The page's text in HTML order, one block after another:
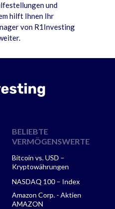
und
hilft Ihnen Ihr
von R1Investing
BELIEBTE
VERMÖGENSWERTE
Bitcoin vs. USD –
Kryptowährungen
NASDAQ 100 – Index
Amazon Corp. - Aktien
AMAZON